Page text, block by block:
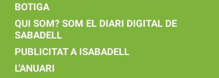
BOTIGA
QUI SOM? SOM EL DIARI DIGITAL DE
SABADELL
PUBLICITAT A ISABADELL
L'ANUARI